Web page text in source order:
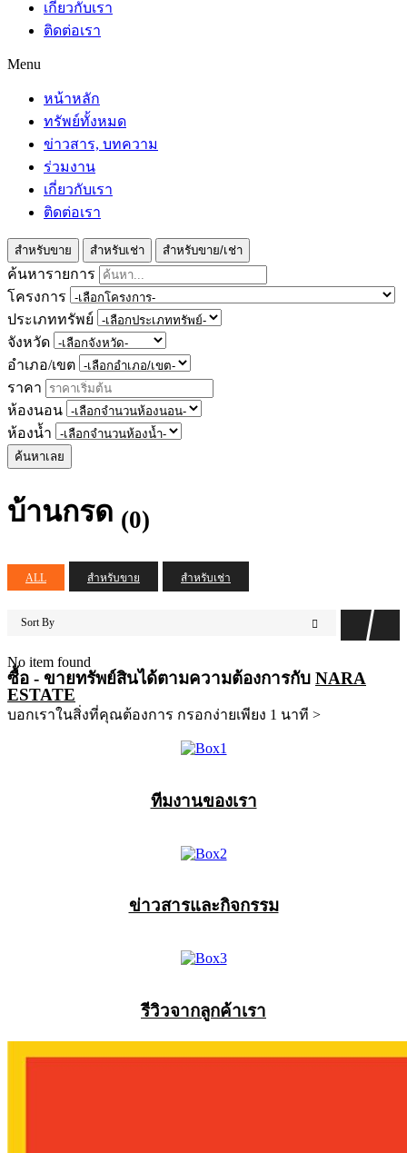
เกี่ยวกับเรา
ติดต่อเรา
Menu
หน้าหลัก
ทรัพย์ทั้งหมด
ข่าวสาร, บทความ
ร่วมงาน
เกี่ยวกับเรา
ติดต่อเรา
สำหรับขาย สำหรับเช่า สำหรับขาย/เช่า
ค้นหารายการ
โครงการ
ประเภททรัพย์
จังหวัด
อำเภอ/เขต
ราคา
ห้องนอน
ห้องน้ำ
ค้นหาเลย
บ้านกรด (0)
ALL สำหรับขาย สำหรับเช่า
Sort By
No item found
ซื้อ - ขายทรัพย์สินได้ตามความต้องการกับ NARA
ESTATE
บอกเราในสิ่งที่คุณต้องการ กรอกง่ายเพียง 1 นาที >
ทีมงานของเรา
ข่าวสารและกิจกรรม
รีวิวจากลูกค้าเรา